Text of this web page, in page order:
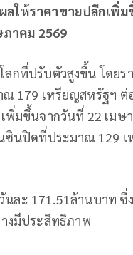
ลให้ราคาขายปลีกเพิ่
าคม 2569
ลกที่ปรับตัวสูงขึ้น โดย
179 เหรียญสหรัฐฯ ต่
มขึ้นจากวันที่ 22 เมษ
ซินปิดที่ประมาณ 129
ละ 171.51ล้านบาท ซึ่
งมีประสิทธิภาพ